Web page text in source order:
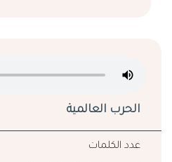
الحرب العالمية
عدد الكلمات